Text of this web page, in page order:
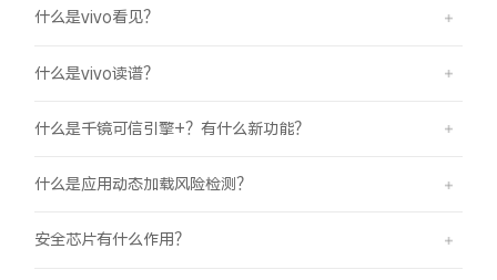
什么是vivo看见？
什么是vivo读谱？
什么是千镜可信引擎+？有什么新功能？
什么是应用动态加载风险检测？
安全芯片有什么作用？